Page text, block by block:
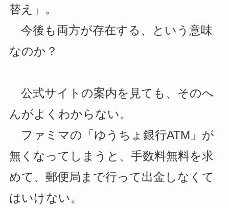
替え」。
今後も両方が存在する、という意味
なのか？
公式サイトの案内を見ても、そのへ
んがよくわからない。
ファミマの「ゆうちょ銀行ATM」が
無くなってしまうと、手数料無料を求
めて、郵便局まで行って出金しなくて
はいけない。